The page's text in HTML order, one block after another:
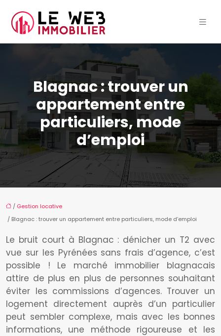
Blagnac : trouver un
appartement entre
particuliers, mode
d’emploi
/ Gestion locative
/ Blagnac : trouver un appartement entre particuliers, mode d’emploi
Le bruit court à Blagnac : dénicher un T2 avec
vue sur les Pyrénées sans frais d’agence, c’est
possible ! Le marché immobilier blagnacais
attire de plus en plus de personnes souhaitant
éviter les commissions d’agences. Trouver un
logement directement auprès d’un particulier
peut sembler complexe, mais avec les bonnes
informations, une méthode rigoureuse et les